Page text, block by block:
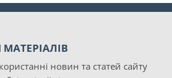
новин та статей сайту